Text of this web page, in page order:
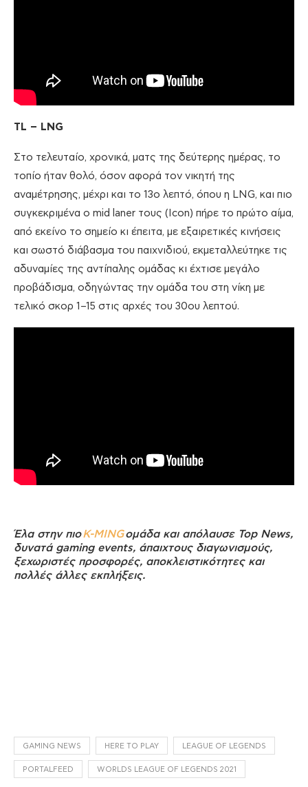
TL – LNG
Στο τελευταίο, χρονικά, ματς της δεύτερης ημέρας, το
τοπίο ήταν θολό, όσον αφορά τον νικητή της
αναμέτρησης, μέχρι και το 13ο λεπτό, όπου η LNG, και πιο
συγκεκριμένα ο mid laner τους (Icon) πήρε το πρώτο αίμα,
από εκείνο το σημείο κι έπειτα, με εξαιρετικές κινήσεις
και σωστό διάβασμα του παιχνιδιού, εκμεταλλεύτηκε τις
αδυναμίες της αντίπαλης ομάδας κι έχτισε μεγάλο
προβάδισμα, οδηγώντας την ομάδα του στη νίκη με
τελικό σκορ 1–15 στις αρχές του 30ου λεπτού.
Έλα στην πιοK-MINGομάδα και απόλαυσε Top News,
δυνατά gaming events, άπαιχτους διαγωνισμούς,
ξεχωριστές προσφορές, αποκλειστικότητες και
πολλές άλλες εκπλήξεις.
GAMING NEWS HERE TO PLAY LEAGUE OF LEGENDS
PORTALFEED WORLDS LEAGUE OF LEGENDS 2021